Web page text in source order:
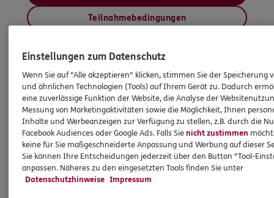
Teilnahmebedingungen
Versicherungen und Services
Entdecken Sie die neusten Aktionen
Einstellungen zum Datenschutz
Wenn Sie auf "Alle akzeptieren" klicken, stimmen Sie der Speicherung
und ähnlichen Technologien (Tools) auf Ihrem Gerät zu. Dadurch
eine zuverlässige Funktion der Website, die Analyse der
Messung von Marketingaktivitäten sowie die Möglichkeit, Ihnen
Inhalte und Werbeanzeigen zur Verfügung zu stellen, z.B. durch die
Facebook Audiences oder Google Ads. Falls Sienicht zustimmen
keine für Sie maßgeschneiderte Anpassung und Werbung auf dieser
Sie können Ihre Entscheidungen jederzeit über den Button "Tool-
anpassen. Näheres zu den eingesetzten Tools finden Sie unter
Datenschutzhinweise Impressum